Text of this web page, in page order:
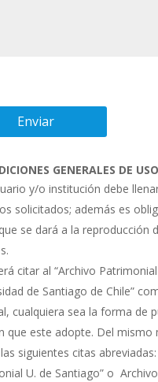
GENERALES DE USO
y/o institución debe
solicitados; además es
se dará a la reproducción
citar al “Archivo
de Santiago de Chile”
cualquiera sea la forma de
que este adopte. Del mismo
siguientes citas abreviadas:
U. de Santiago” o